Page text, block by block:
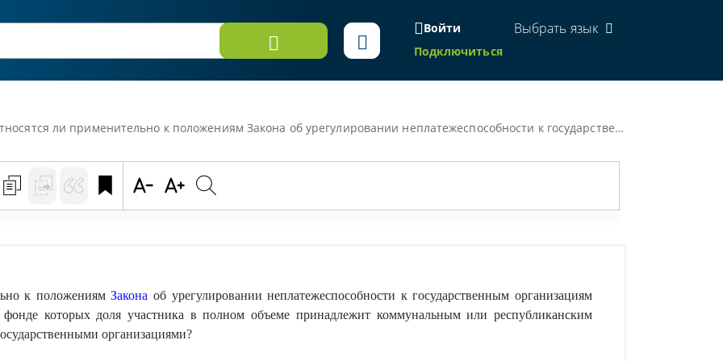
Войти
Подключиться
Выбрать язык
неплатежеспособности к государственным организациям коммерческие организации, в уставном фонде которых доля участника в полном объеме принадлежит коммунальным или республиканским унитарным предприятиям, являющимся государственными организациями?»
к положениямЗакона об урегулировании неплатежеспособности к государственным организациям
фонде которых доля участника в полном объеме принадлежит коммунальным или республиканским
организациями?